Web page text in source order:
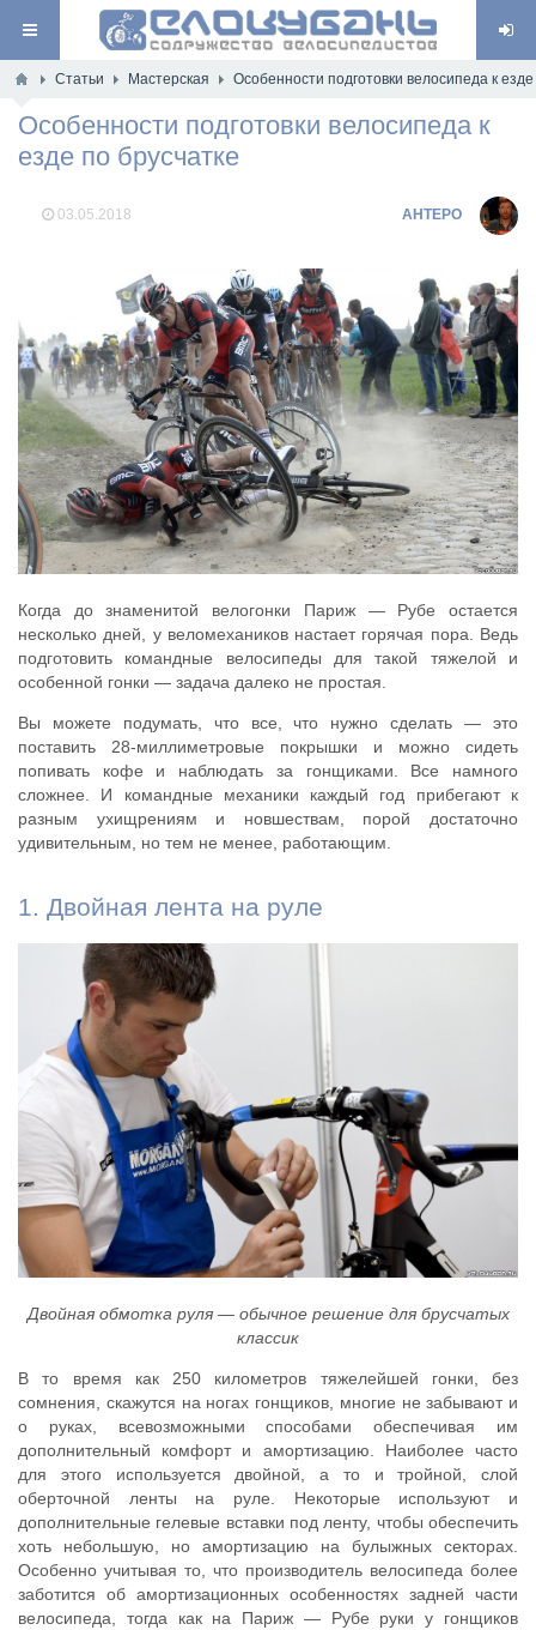
Статьи Мастерская Особенности подготовки велосипеда к
Особенности подготовки велосипеда к
езде по брусчатке
03.05.2018 AHTEPO
Когда до знаменитой велогонки Париж — Рубе остается
несколько дней, у веломехаников настает горячая пора. Ведь
подготовить командные велосипеды для такой тяжелой и
особенной гонки — задача далеко не простая.
Вы можете подумать, что все, что нужно сделать — это
поставить 28-миллиметровые покрышки и можно сидеть
попивать кофе и наблюдать за гонщиками. Все намного
сложнее. И командные механики каждый год прибегают к
разным ухищрениям и новшествам, порой достаточно
удивительным, но тем не менее, работающим.
1. Двойная лента на руле
Двойная обмотка руля — обычное решение для брусчатых
классик
В то время как 250 километров тяжелейшей гонки, без
сомнения, скажутся на ногах гонщиков, многие не забывают и
о руках, всевозможными способами обеспечивая им
дополнительный комфорт и амортизацию. Наиболее часто
для этого используется двойной, а то и тройной, слой
оберточной ленты на руле. Некоторые используют и
дополнительные гелевые вставки под ленту, чтобы обеспечить
хоть небольшую, но амортизацию на булыжных секторах.
Особенно учитывая то, что производитель велосипеда более
заботится об амортизационных особенностях задней части
велосипеда, тогда как на Париж — Рубе руки у гонщиков